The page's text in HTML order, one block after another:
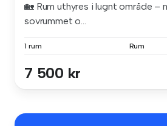
🏡 Rum uthyres i lugnt område –
sovrummet o...
1 rum Rum
7 500 kr